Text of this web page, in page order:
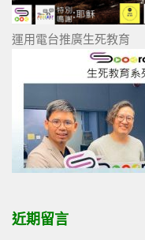
運用電台推廣生死教育
近期留言